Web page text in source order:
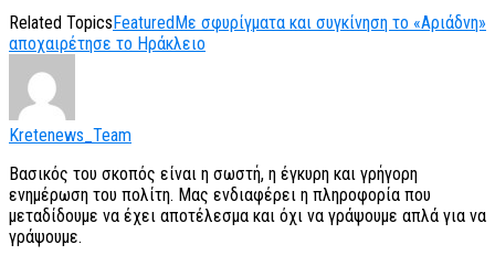
Related Topics Featured Με σφυρίγματα και συγκίνηση το «Αριάδνη»
αποχαιρέτησε το Ηράκλειο
Kretenews_Team
Βασικός του σκοπός είναι η σωστή, η έγκυρη και γρήγορη
ενημέρωση του πολίτη. Μας ενδιαφέρει η πληροφορία που
μεταδίδουμε να έχει αποτέλεσμα και όχι να γράψουμε απλά για να
γράψουμε.